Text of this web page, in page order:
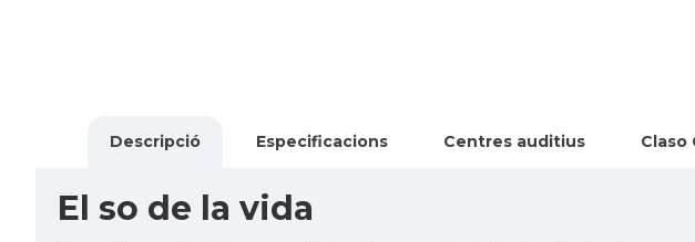
Descripció Especificacions Centres auditius Claso
El so de la vida